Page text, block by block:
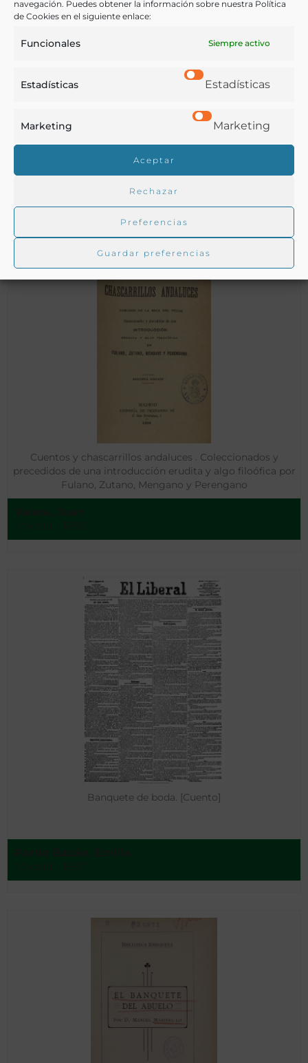
navegación. Puedes obtener la información sobre nuestra Política
de Cookies en el siguiente enlace:
Funcionales Siempre activo
Estadísticas Estadísticas
Marketing Marketing
Aceptar
Rechazar
Preferencias
Guardar preferencias
El secretario de los comerciantes o Modelos de cartas,
facturas, cuentas de ventas, cuenta corriente y de intereses
… : tablas de la diferencia de pesos y medidas de Castilla .
Itúrburu, Joaquín de
Cuentos y chascarrillos andaluces . Coleccionados y
precedidos de una introducción erudita y algo filoófica por
Fulano, Zutano, Mengano y Perengano
Banquete de boda. [Cuento]